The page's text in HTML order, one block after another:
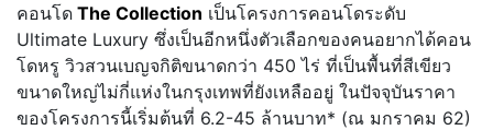
คอนโด The Collection เป็นโครงการคอนโดระดับ
Ultimate Luxury ซึ่งเป็นอีกหนึ่งตัวเลือกของคนอยากได้คอน
โดหรู วิวสวนเบญจกิติขนาดกว่า 450 ไร่ ที่เป็นพื้นที่สีเขียว
ขนาดใหญ่ไม่กี่แห่งในกรุงเทพที่ยังเหลืออยู่ ในปัจจุบันราคา
ของโครงการนี้เริ่มต้นที่ 6.2-45 ล้านบาท* (ณ มกราคม 62)